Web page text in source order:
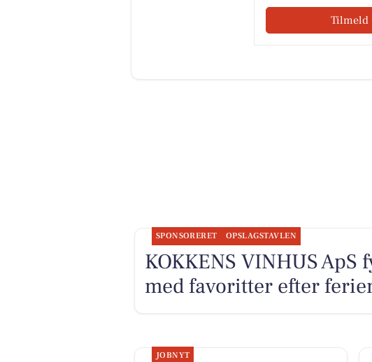
Tilmeld
SPONSORERET OPSLAGSTAVLEN
KOKKENS VINHUS
med favoritter efter
JOBNYT